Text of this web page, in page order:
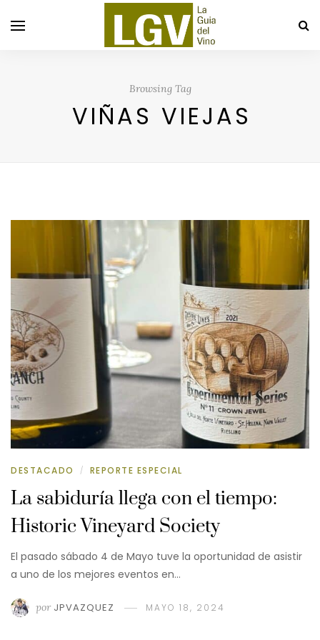
Browsing Tag
VIÑAS VIEJAS
DESTACADO / REPORTE ESPECIAL
La sabiduría llega con el tiempo:
Historic Vineyard Society
El pasado sábado 4 de Mayo tuve la oportunidad de asistir
a uno de los mejores eventos en…
por JPVAZQUEZ MAYO 18, 2024